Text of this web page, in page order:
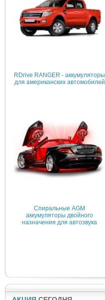
RDrive RANGER - аккумуляторы
для американских автомобилей
Спиральные AGM
аккумуляторы двойного
назначения для автозвука